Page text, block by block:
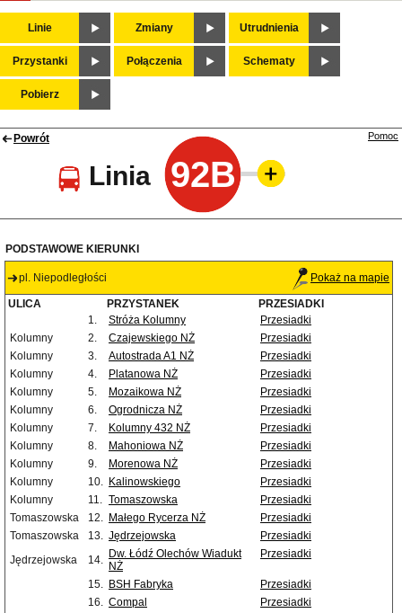
Linie Zmiany Utrudnienia
Przystanki Połączenia Schematy
Pobierz
Powrót
Linia 92B
Pomoc
PODSTAWOWE KIERUNKI
pl. Niepodległości Pokaż na mapie
ULICA PRZYSTANEK
PRZESIADKI
1.
Stróża Kolumny
Przesiadki
Kolumny
2. Czajewskiego NŻ
Przesiadki
Kolumny
3. Autostrada A1 NŻ
Przesiadki
Kolumny
4. Platanowa NŻ
Przesiadki
Kolumny
5. Mozaikowa NŻ
Przesiadki
Kolumny
6. Ogrodnicza NŻ
Przesiadki
Kolumny
7. Kolumny 432 NŻ
Przesiadki
Kolumny
8. Mahoniowa NŻ
Przesiadki
Kolumny
9. Morenowa NŻ
Przesiadki
Kolumny
10. Kalinowskiego
Przesiadki
Kolumny
11. Tomaszowska
Przesiadki
Tomaszowska
12. Małego Rycerza NŻ
Przesiadki
Tomaszowska
13. Jędrzejowska
Przesiadki
Jędrzejowska
14. Dw. Łódź Olechów Wiadukt
NŻ
Przesiadki
15. BSH Fabryka
Przesiadki
16. Compal
Przesiadki